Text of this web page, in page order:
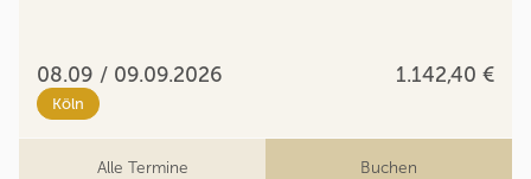
08.09 / 09.09.2026 1.142,40 €
Köln
Alle Termine Buchen